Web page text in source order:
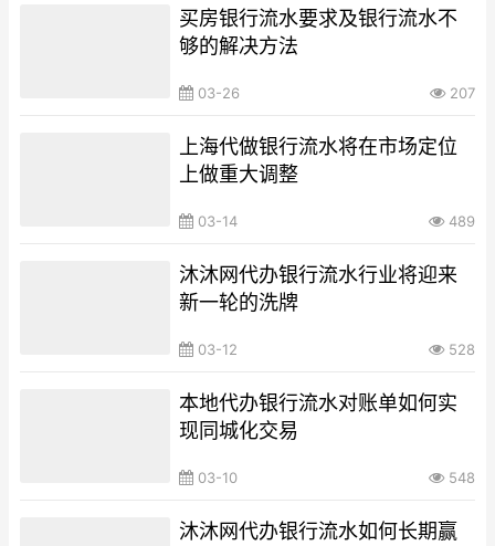
买房银行流水要求及银行流水不
够的解决方法
03-26 207
上海代做银行流水将在市场定位
上做重大调整
03-14 489
沐沐网代办银行流水行业将迎来
新一轮的洗牌
03-12 528
本地代办银行流水对账单如何实
现同城化交易
03-10 548
沐沐网代办银行流水如何长期赢